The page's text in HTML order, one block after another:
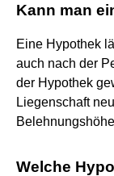
Kann man
Eine Hypothek
auch nach der
der Hypothek
Liegenschaft
Welche